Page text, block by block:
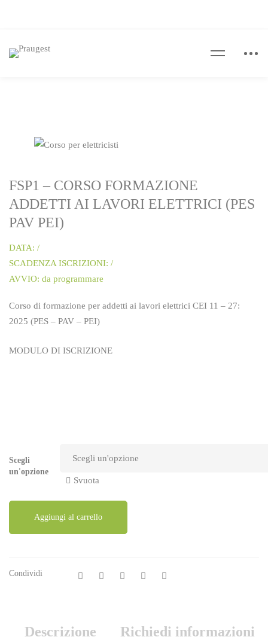
FSP1 – CORSO FORMAZIONE
ADDETTI AI LAVORI ELETTRICI (PES
PAV PEI)
DATA: /
SCADENZA ISCRIZIONI: /
AVVIO: da programmare
Corso di formazione per addetti ai lavori elettrici CEI 11 – 27:
2025 (PES – PAV – PEI)
MODULO DI ISCRIZIONE
Scegli
un'opzione
Svuota
Aggiungi al carrello
Condividi
Descrizione Richiedi informazioni